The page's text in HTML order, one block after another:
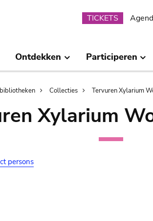
TICKETS
Ontdekken Participeren
Collecties Tervuren Xylarium
Xylarium
persons